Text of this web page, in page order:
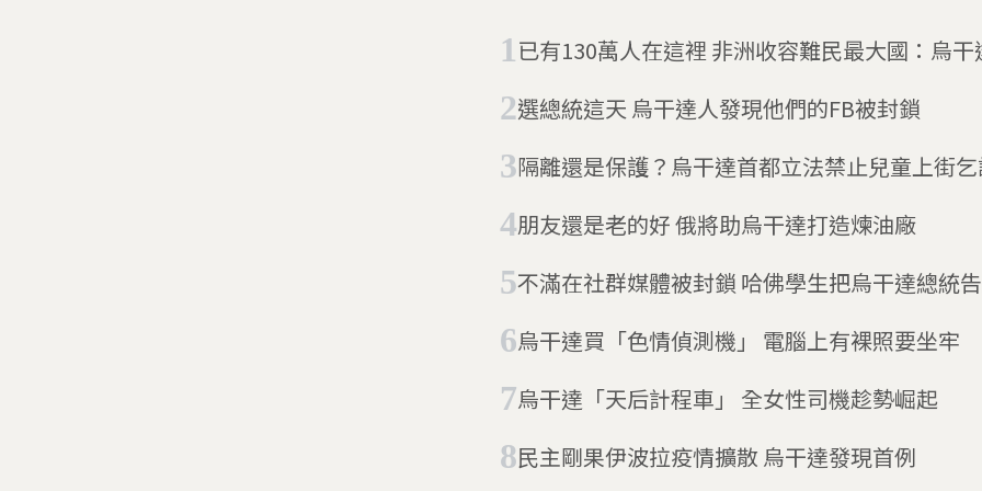
已有130萬人在這裡 非洲收容難民最大國：烏
選總統這天 烏干達人發現他們的FB被封鎖
隔離還是保護？烏干達首都立法禁止兒童上街
朋友還是老的好 俄將助烏干達打造煉油廠
不滿在社群媒體被封鎖 哈佛學生把烏干達總統
烏干達買「色情偵測機」 電腦上有裸照要坐牢
烏干達「天后計程車」 全女性司機趁勢崛起
民主剛果伊波拉疫情擴散 烏干達發現首例